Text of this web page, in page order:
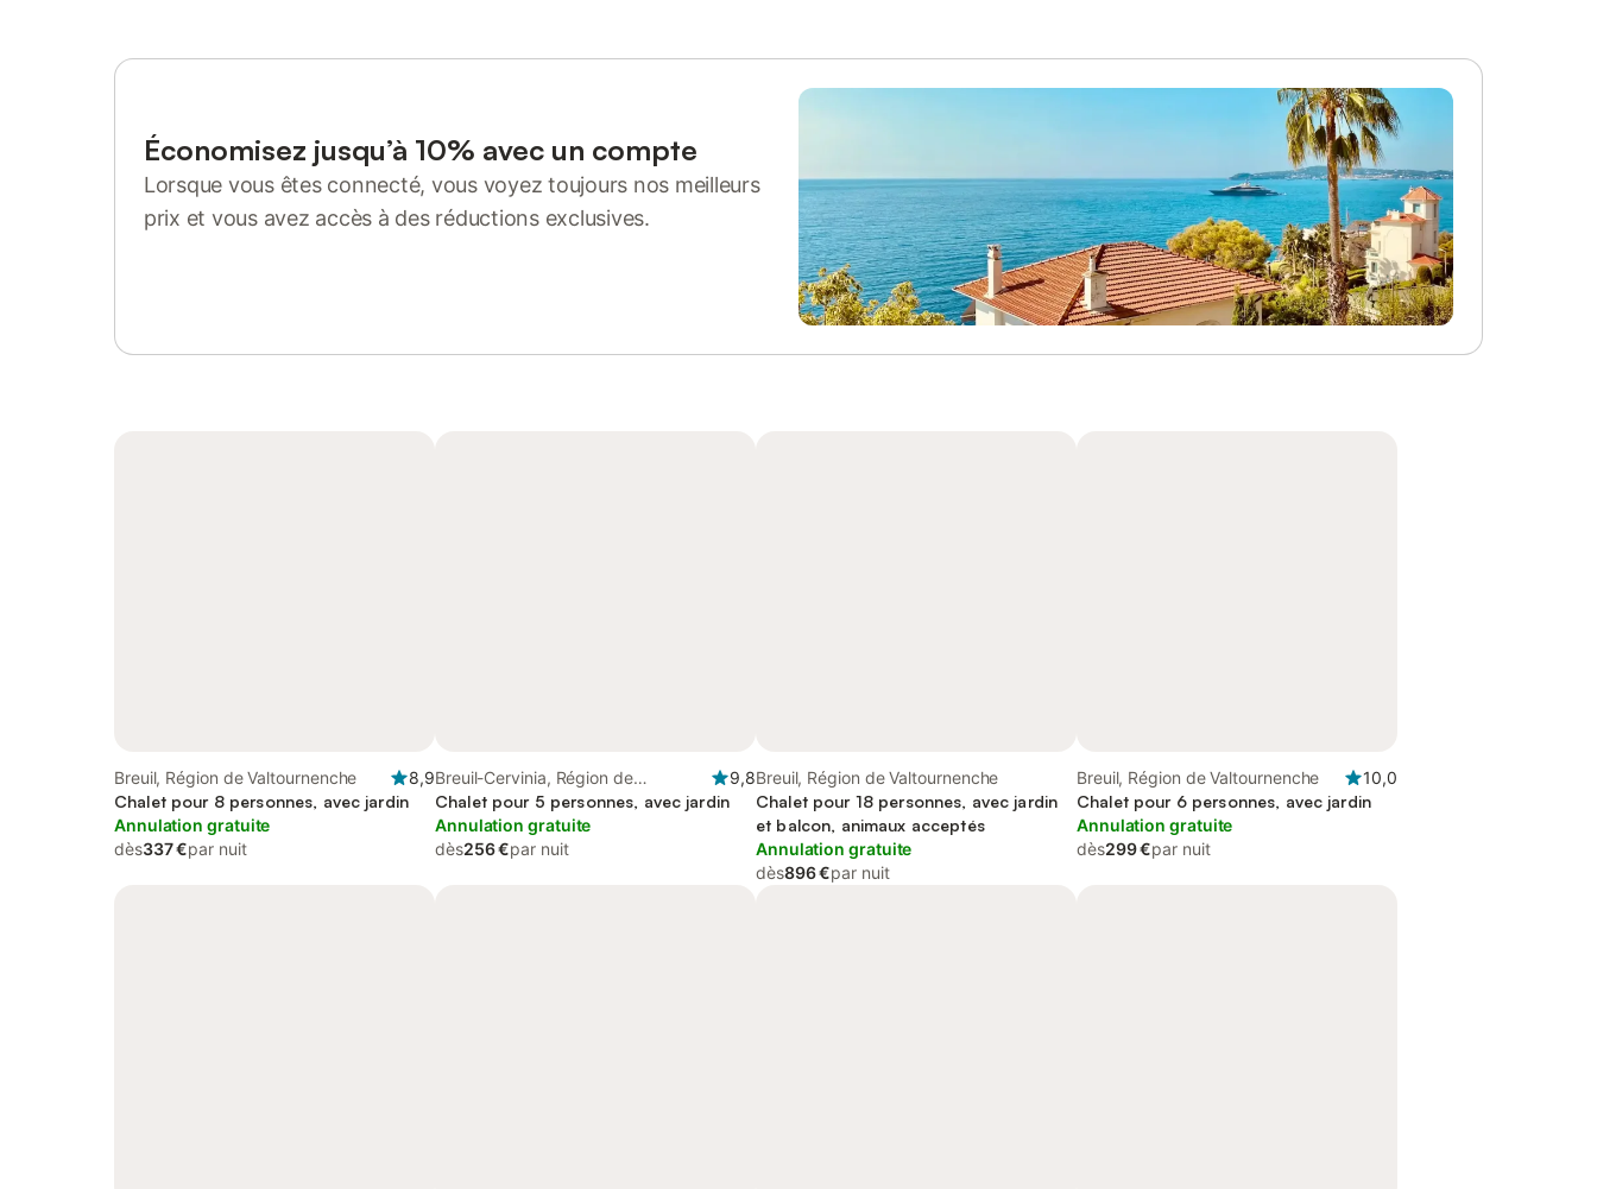
Économisez jusqu’à 10% avec un compte
Lorsque vous êtes connecté, vous voyez toujours nos meilleurs
prix et vous avez accès à des réductions exclusives.
Breuil, Région de Valtournenche
8,9
Chalet pour 8 personnes, avec jardin
Annulation gratuite
dès337 €par nuit
Breuil-Cervinia, Région de
Valtournenche
9,8
Chalet pour 5 personnes, avec jardin
Annulation gratuite
dès256 €par nuit
Breuil, Région de Valtournenche
Chalet pour 18 personnes, avec jardin
et balcon, animaux acceptés
Annulation gratuite
dès896 €par nuit
Breuil, Région de Valtournenche
10,0
Chalet pour 6 personnes, avec jardin
Annulation gratuite
dès299 €par nuit